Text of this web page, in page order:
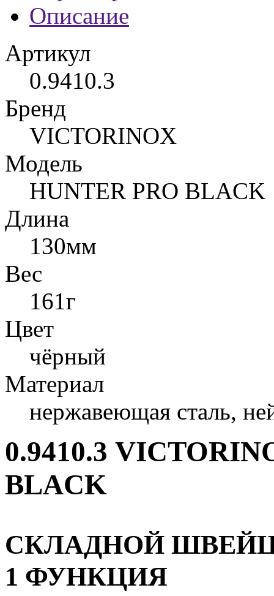
Описание
Артикул
0.9410.3
Бренд
VICTORINOX
Модель
HUNTER PRO BLACK
Длина
130мм
Вес
161г
Цвет
чёрный
Материал
нержавеющая сталь,
0.9410.3
BLACK
СКЛАДНОЙ
1 ФУНКЦИЯ